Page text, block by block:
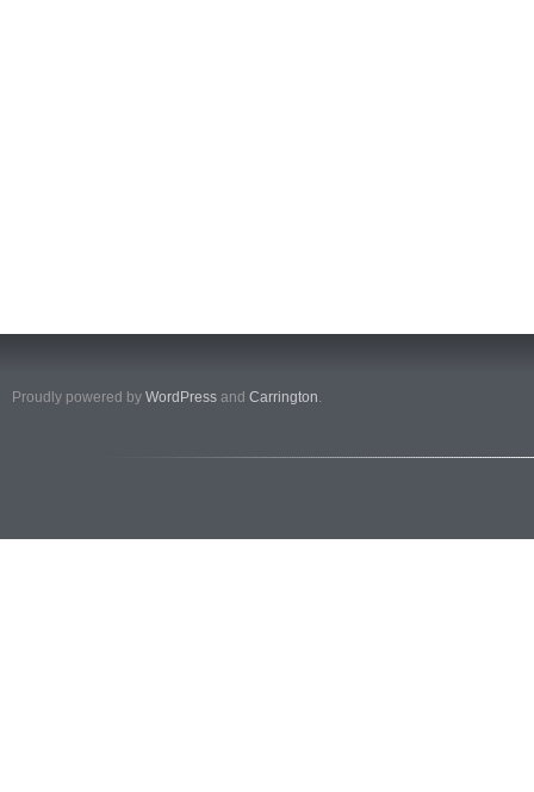
Proudly powered by WordPress and Carrington